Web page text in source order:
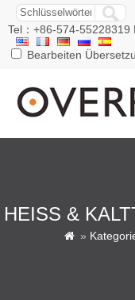
Tel：+86-574-
Bearbeiten
HEISS &
 »